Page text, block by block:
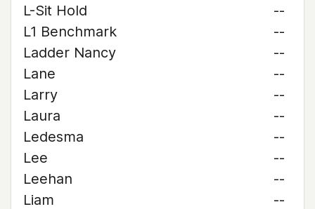
L-Sit Hold
--
L1 Benchmark
--
Ladder Nancy
--
Lane
--
Larry
--
Laura
--
Ledesma
--
Lee
--
Leehan
--
Liam
--